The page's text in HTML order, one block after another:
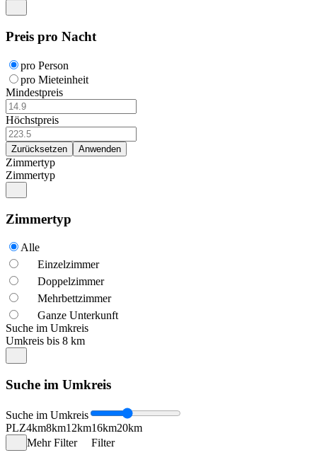
Preis pro Nacht
pro Person
pro Mieteinheit
Mindestpreis
Höchstpreis
Zimmertyp
Zimmertyp
Zimmertyp
Alle
Einzelzimmer
Doppelzimmer
Mehrbettzimmer
Ganze Unterkunft
Suche im Umkreis
Umkreis bis 8 km
Suche im Umkreis
Suche im Umkreis
PLZ4km8km12km16km20km
Mehr Filter
Filter